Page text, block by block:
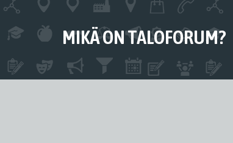
MIKÄ ON TALOFORUM?